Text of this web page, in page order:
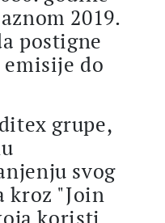
2019.
postigne
do
grupe,
svog
kroz "Join